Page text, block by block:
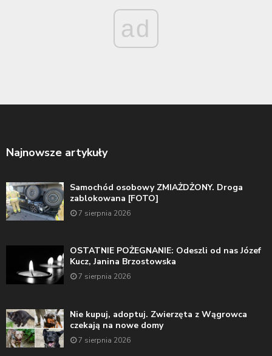
ad
Najnowsze artykuły
Samochód osobowy ZMIAŻDŻONY. Droga
zablokowana [FOTO]
7 sierpnia 2026
OSTATNIE POŻEGNANIE: Odeszli od nas Józef
Kucz, Janina Brzostowska
7 sierpnia 2026
Nie kupuj, adoptuj. Zwierzęta z Wągrowca
czekają na nowe domy
7 sierpnia 2026